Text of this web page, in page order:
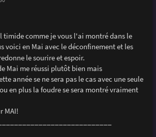
timide comme je vous l'ai montré dans le
voici en Mai avec le déconfinement et les
le sourire et espoir.
Mai me réussi plutôt bien mais
année se ne sera pas le cas avec une seule
en plus la foudre se sera montré vraiment
MAI!